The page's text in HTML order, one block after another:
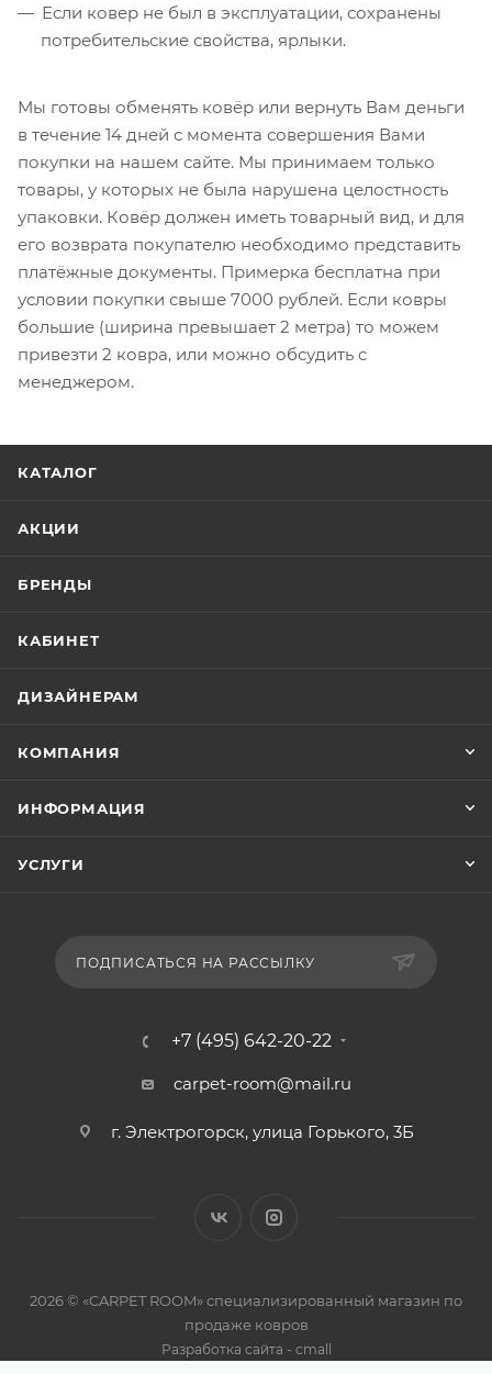
Если ковер не был в эксплуатации, сохранены
потребительские свойства, ярлыки.
Мы готовы обменять ковёр или вернуть Вам деньги
в течение 14 дней с момента совершения Вами
покупки на нашем сайте. Мы принимаем только
товары, у которых не была нарушена целостность
упаковки. Ковёр должен иметь товарный вид, и для
его возврата покупателю необходимо представить
платёжные документы. Примерка бесплатна при
условии покупки свыше 7000 рублей. Если ковры
большие (ширина превышает 2 метра) то можем
привезти 2 ковра, или можно обсудить с
менеджером.
КАТАЛОГ
АКЦИИ
БРЕНДЫ
КАБИНЕТ
ДИЗАЙНЕРАМ
КОМПАНИЯ
ИНФОРМАЦИЯ
УСЛУГИ
ПОДПИСАТЬСЯ НА РАССЫЛКУ
+7 (495) 642-20-22
carpet-room@mail.ru
г. Электрогорск, улица Горького, 3Б
2026 © «CARPET ROOM» специализированный магазин по
продаже ковров
Разработка сайта - cmall